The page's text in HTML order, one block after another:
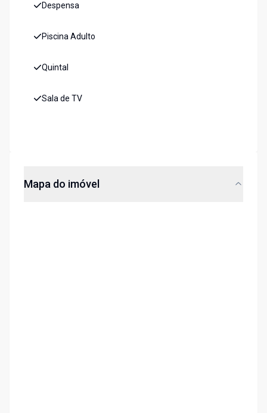
Despensa
Piscina Adulto
Quintal
Sala de TV
Mapa do imóvel